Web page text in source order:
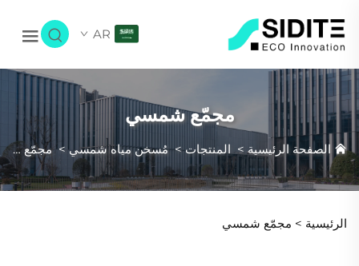
AR
مجمّع شمسي
الصفحة الرئيسية> المنتجات>مُسخن مياه شمسي> مجمّع شمسي
الرئيسية > مجمّع شمسي